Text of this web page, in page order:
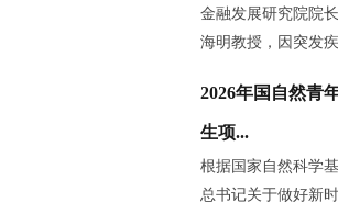
金融发展研究院院
海明教授，因突发
2026年国自然青
生项...
根据国家自然科学
总书记关于做好新